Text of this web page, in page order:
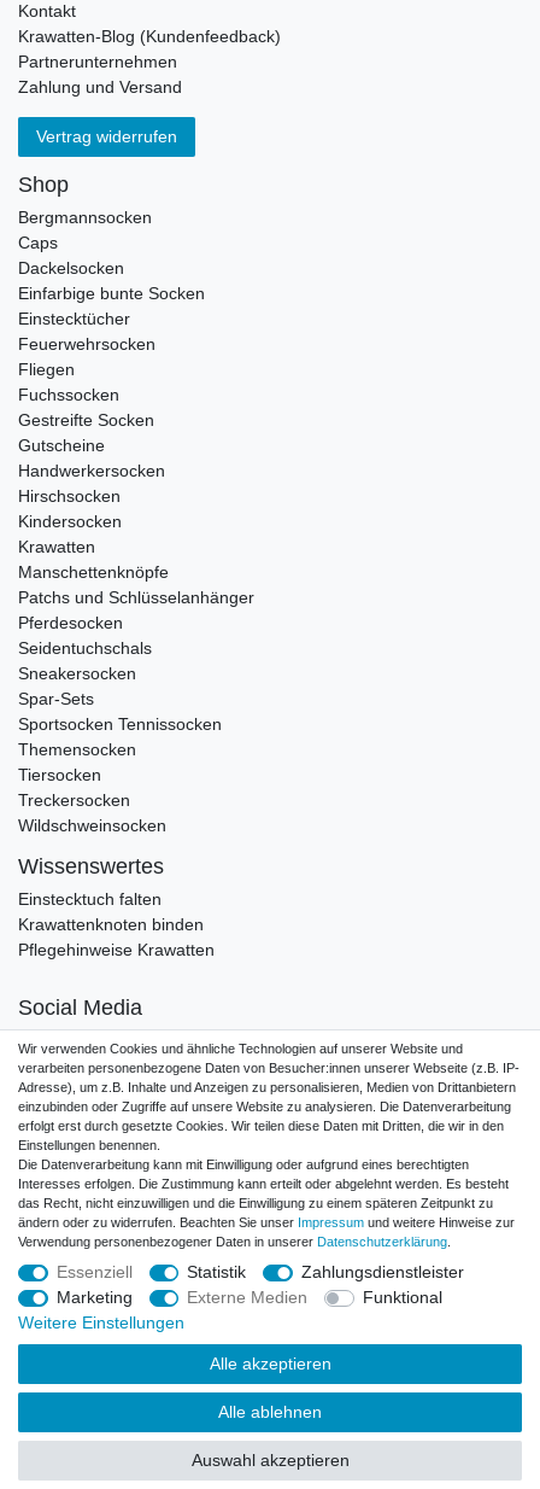
Kontakt
Krawatten-Blog (Kundenfeedback)
Partnerunternehmen
Zahlung und Versand
Vertrag widerrufen
Shop
Bergmannsocken
Caps
Dackelsocken
Einfarbige bunte Socken
Einstecktücher
Feuerwehrsocken
Fliegen
Fuchssocken
Gestreifte Socken
Gutscheine
Handwerkersocken
Hirschsocken
Kindersocken
Krawatten
Manschettenknöpfe
Patchs und Schlüsselanhänger
Pferdesocken
Seidentuchschals
Sneakersocken
Spar-Sets
Sportsocken Tennissocken
Themensocken
Tiersocken
Treckersocken
Wildschweinsocken
Wissenswertes
Einstecktuch falten
Krawattenknoten binden
Pflegehinweise Krawatten
Social Media
Zahlungsarten
Impressum Daten­schutz­erklärung
AGB und Kundeninformationen Widerrufs­recht
Wir verwenden Cookies und ähnliche Technologien auf unserer Website und
verarbeiten personenbezogene Daten von Besucher:innen unserer Webseite (z.B. IP-
Adresse), um z.B. Inhalte und Anzeigen zu personalisieren, Medien von Drittanbietern
einzubinden oder Zugriffe auf unsere Website zu analysieren. Die Datenverarbeitung
erfolgt erst durch gesetzte Cookies. Wir teilen diese Daten mit Dritten, die wir in den
Einstellungen benennen.
Die Datenverarbeitung kann mit Einwilligung oder aufgrund eines berechtigten
Interesses erfolgen. Die Zustimmung kann erteilt oder abgelehnt werden. Es besteht
das Recht, nicht einzuwilligen und die Einwilligung zu einem späteren Zeitpunkt zu
ändern oder zu widerrufen. Beachten Sie unser Impressum und weitere Hinweise zur
Verwendung personenbezogener Daten in unserer Daten­schutz­erklärung
Essenziell Statistik
Zahlungsdienstleister
Marketing
Externe Medien
Funktional
Weitere Einstellungen
Alle akzeptieren
Alle ablehnen
Auswahl akzeptieren